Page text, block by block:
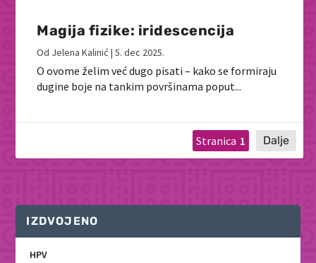
Magija fizike: iridescencija
Od Jelena Kalinić |5. dec 2025.
O ovome želim već dugo pisati – kako se formiraju
dugine boje na tankim površinama poput...
1
IZDVOJENO
HPV